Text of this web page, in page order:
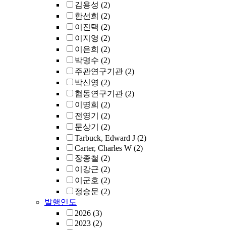
김용성 (2)
한선희 (2)
이진택 (2)
이지영 (2)
이은희 (2)
박명수 (2)
주관연구기관 (2)
박신영 (2)
협동연구기관 (2)
이명희 (2)
전영기
(2)
문상기
(2)
Tarbuck, Edward J (2)
Carter, Charles W (2)
장종철 (2)
이강근 (2)
이군호 (2)
정승문 (2)
발행연도
2026 (3)
2023 (2)